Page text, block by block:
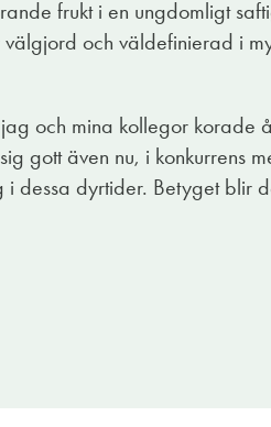
frukt i en ungdomligt
och väldefinierad i
och mina kollegor korade
gott även nu, i konkurrens
dessa dyrtider. Betyget blir
snabbt i tanken till det
våta dröm och det
måste en varning utfärdas.